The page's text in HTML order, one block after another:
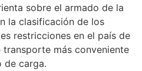
sobre el armado de la
la clasificación de los
restricciones en el país de
más conveniente
de carga.